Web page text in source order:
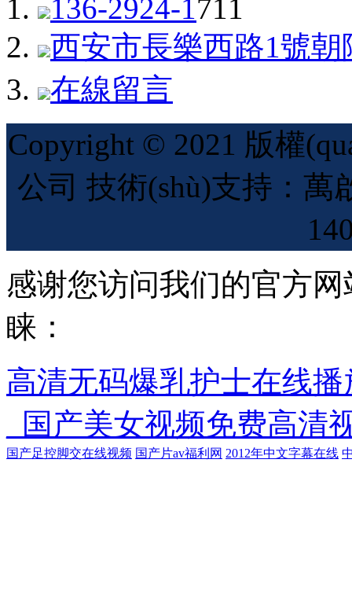
136-2924-1711
西安市長樂西路1號朝
在線留言
Copyright © 2021 版權
公司 技術(shù)支持：
感谢您访问我们的官方
睐：
高清无码爆乳护士在线
_国产美女视频免费高清
国产足控脚交在线视频 国产片av福利网 2012年中文字幕在线